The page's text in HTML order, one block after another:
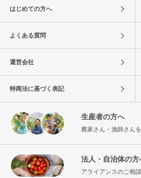
はじめての方へ
よくある質問
運営会社
特商法に基づく表記
生産者の方へ
農家さん・漁師さん
法人・自治体の方
アライアンスのご相